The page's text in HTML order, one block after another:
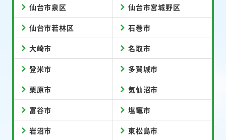
仙台市泉区 仙台市宮城野区
仙台市若林区 石巻市
大崎市 名取市
登米市 多賀城市
栗原市 気仙沼市
富谷市 塩竈市
岩沼市 東松島市